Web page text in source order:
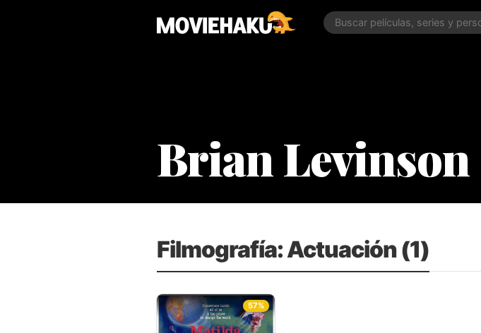
Brian Levinson
Filmografía: Actuación (1)
57%